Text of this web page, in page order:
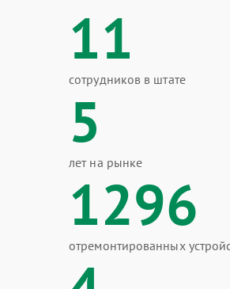
11
сотрудников в штате
5
лет на рынке
1296
отремонтированных